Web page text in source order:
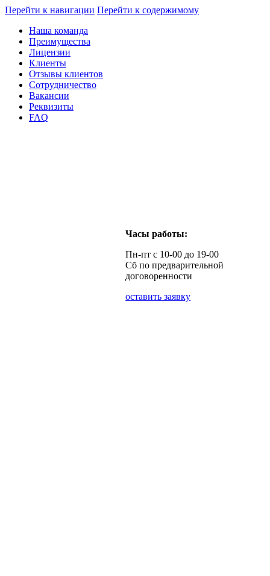
Перейти к навигации Перейти к содержимому
Наша команда
Преимущества
Лицензии
Клиенты
Отзывы клиентов
Сотрудничество
Вакансии
Реквизиты
FAQ
Часы работы:
Пн-пт с 10-00 до 19-00
Сб по предварительной
договоренности
оставить заявку